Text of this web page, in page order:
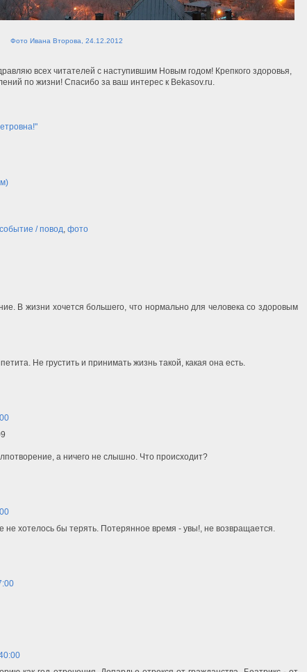
Фото Ивана Второва, 24.12.2012
всех читателей с наступившим Новым годом! Крепкого здоровья,
по жизни! Спасибо за ваш интерес к Bekasov.ru.
событие / повод фото
В жизни хочется большего, что нормально для человека со здоровым
Не грустить и принимать жизнь такой, какая она есть.
а ничего не слышно. Что происходит?
не хотелось бы терять. Потерянное время - увы!, не возвращается.